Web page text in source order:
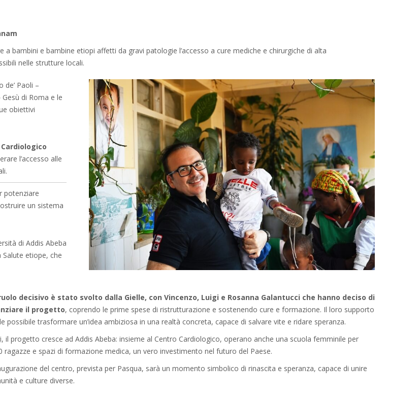
a bambini e bambine etiopi affetti da gravi patologie l’accesso a cure mediche e chirurgiche di alta
nelle strutture locali.
de’ Paoli –
di Roma e le
obiettivi
l’accesso alle
potenziare
un sistema
di Addis Abeba
Salute etiope, che
decisivo è stato svolto dalla Gielle, con Vincenzo, Luigi e Rosanna Galantucci che hanno deciso di
il progetto, coprendo le prime spese di ristrutturazione e sostenendo cure e formazione. Il loro supporto
possibile trasformare un’idea ambiziosa in una realtà concreta, capace di salvare vite e ridare speranza.
il progetto cresce ad Addis Abeba: insieme al Centro Cardiologico, operano anche una scuola femminile per
ragazze e spazi di formazione medica, un vero investimento nel futuro del Paese.
del centro, prevista per Pasqua, sarà un momento simbolico di rinascita e speranza, capace di unire
e culture diverse.